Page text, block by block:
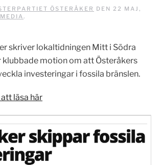
ÖSTERÅKER DEN 22 MAJ,
.
skriver lokaltidningen Mitt i Södra
klubbade motion om att Österåkers
investeringar i fossila bränslen.
läsa här